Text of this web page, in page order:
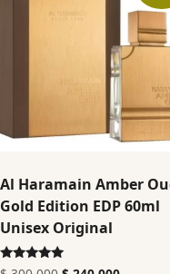
Al Haramain Amber
Gold Edition EDP 60ml
Unisex Original
Valorado en